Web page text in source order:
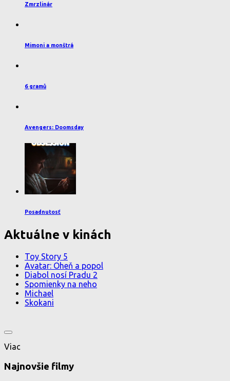
Zmrzlinár
Mimoni a monštrá
6 gramů
Avengers: Doomsday
Posadnutosť
Aktuálne v kinách
Toy Story 5
Avatar: Oheň a popol
Diabol nosí Pradu 2
Spomienky na neho
Michael
Skokani
Viac
Najnovšie filmy